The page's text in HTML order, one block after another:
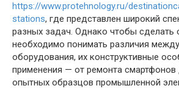
https://www.protehnology.ru/
stations, где представлен широкий
разных задач. Однако чтобы сделать
необходимо понимать различия
оборудования, их конструктивные
применения — от ремонта смартфонов
опытных образцов промышленной